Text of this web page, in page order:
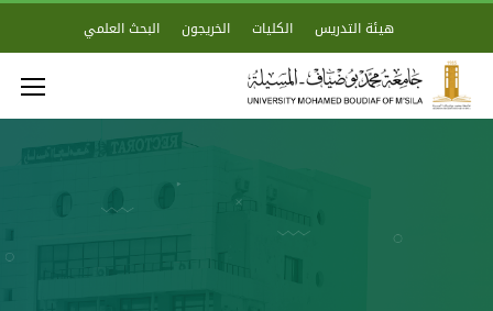
هيئة التدريس الكليات الخريجون البحث العلمي